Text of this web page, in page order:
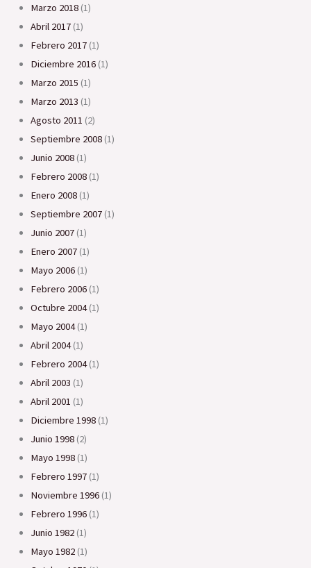
marzo 2018(1)
abril 2017(1)
febrero 2017(1)
diciembre 2016(1)
marzo 2015 (1)
marzo 2013 (1)
agosto 2011 (2)
septiembre 2008(1)
junio 2008(1)
febrero 2008(1)
enero 2008(1)
septiembre 2007(1)
junio 2007(1)
enero 2007(1)
mayo 2006(1)
febrero 2006(1)
octubre 2004(1)
mayo 2004(1)
abril 2004(1)
febrero 2004(1)
abril 2003 (1)
abril 2001 (1)
diciembre 1998(1)
junio 1998(2)
mayo 1998(1)
febrero 1997(1)
noviembre 1996(1)
febrero 1996(1)
junio 1982(1)
mayo 1982(1)